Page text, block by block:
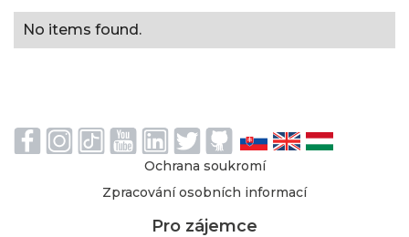
No items found.
Ochrana soukromí
Zpracování osobních informací
Pro zájemce